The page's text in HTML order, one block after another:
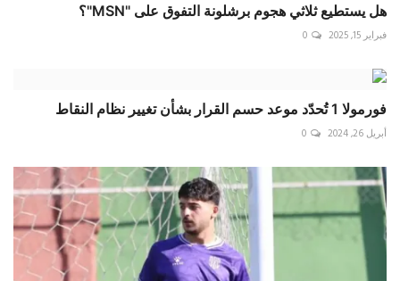
هل يستطيع ثلاثي هجوم برشلونة التفوق على "MSN"؟
فبراير 15, 2025 0
فورمولا 1 تُحدّد موعد حسم القرار بشأن تغيير نظام النقاط
أبريل 26, 2024 0